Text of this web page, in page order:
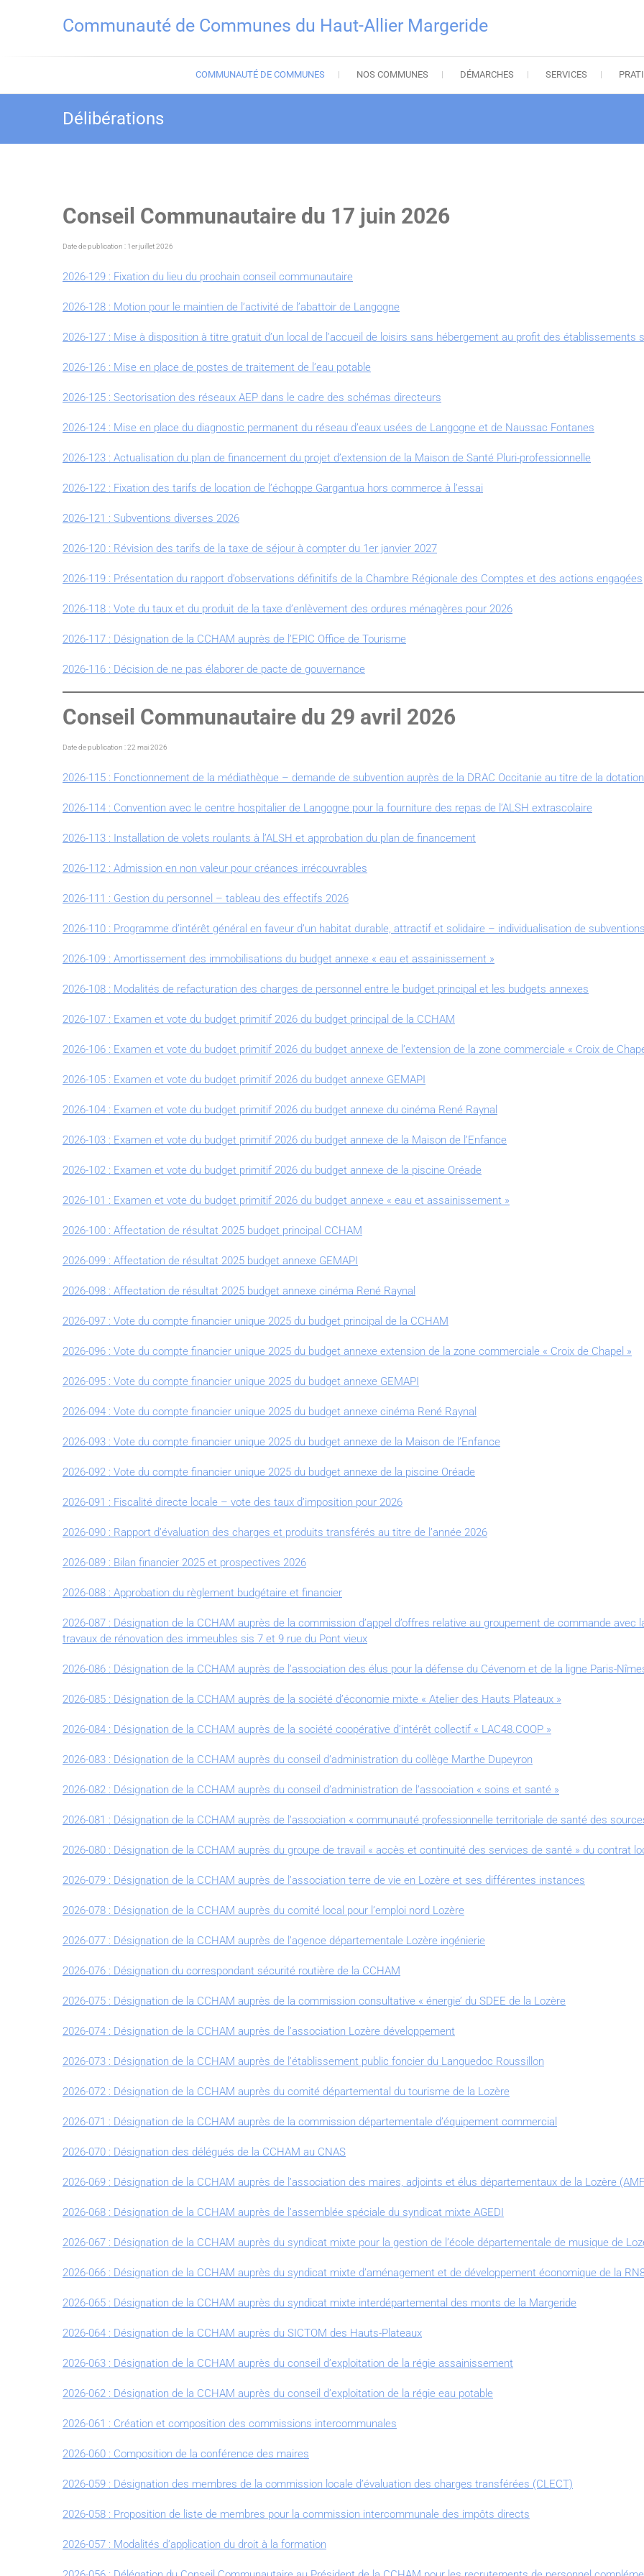
Communauté de Communes du Haut-Allier Margeride
COMMUNAUTÉ DE COMMUNES NOS COMMUNES DÉMARCHES SERVICES
Délibérations
Conseil Communautaire du 17 juin 2026
Date de publication : 1er juillet 2026
2026-129 : Fixation du lieu du prochain conseil communautaire
2026-128 : Motion pour le maintien de l’activité de l’abattoir de Langogne
2026-127 : Mise à disposition à titre gratuit d’un local de l’accueil de loisirs sans hébergement au profit des
2026-126 : Mise en place de postes de traitement de l’eau potable
2026-125 : Sectorisation des réseaux AEP dans le cadre des schémas directeurs
2026-124 : Mise en place du diagnostic permanent du réseau d’eaux usées de Langogne et de Naussac Fontanes
2026-123 : Actualisation du plan de financement du projet d’extension de la Maison de Santé Pluri-professionnelle
2026-122 : Fixation des tarifs de location de l’échoppe Gargantua hors commerce à l’essai
2026-121 : Subventions diverses 2026
2026-120 : Révision des tarifs de la taxe de séjour à compter du 1er janvier 2027
2026-119 : Présentation du rapport d’observations définitifs de la Chambre Régionale des Comptes et des actions engagées
2026-118 : Vote du taux et du produit de la taxe d’enlèvement des ordures ménagères pour 2026
2026-117 : Désignation de la CCHAM auprès de l’EPIC Office de Tourisme
2026-116 : Décision de ne pas élaborer de pacte de gouvernance
Conseil Communautaire du 29 avril 2026
Date de publication : 22 mai 2026
2026-115 : Fonctionnement de la médiathèque – demande de subvention auprès de la DRAC Occitanie au titre de la
2026-114 : Convention avec le centre hospitalier de Langogne pour la fourniture des repas de l’ALSH extrascolaire
2026-113 : Installation de volets roulants à l’ALSH et approbation du plan de financement
2026-112 : Admission en non valeur pour créances irrécouvrables
2026-111 : Gestion du personnel – tableau des effectifs 2026
2026-110 : Programme d’intérêt général en faveur d’un habitat durable, attractif et solidaire – individualisation de
2026-109 : Amortissement des immobilisations du budget annexe « eau et assainissement »
2026-108 : Modalités de refacturation des charges de personnel entre le budget principal et les budgets annexes
2026-107 : Examen et vote du budget primitif 2026 du budget principal de la CCHAM
2026-106 : Examen et vote du budget primitif 2026 du budget annexe de l’extension de la zone commerciale « Croix de
2026-105 : Examen et vote du budget primitif 2026 du budget annexe GEMAPI
2026-104 : Examen et vote du budget primitif 2026 du budget annexe du cinéma René Raynal
2026-103 : Examen et vote du budget primitif 2026 du budget annexe de la Maison de l’Enfance
2026-102 : Examen et vote du budget primitif 2026 du budget annexe de la piscine Oréade
2026-101 : Examen et vote du budget primitif 2026 du budget annexe « eau et assainissement »
2026-100 : Affectation de résultat 2025 budget principal CCHAM
2026-099 : Affectation de résultat 2025 budget annexe GEMAPI
2026-098 : Affectation de résultat 2025 budget annexe cinéma René Raynal
2026-097 : Vote du compte financier unique 2025 du budget principal de la CCHAM
2026-096 : Vote du compte financier unique 2025 du budget annexe extension de la zone commerciale « Croix de Chapel »
2026-095 : Vote du compte financier unique 2025 du budget annexe GEMAPI
2026-094 : Vote du compte financier unique 2025 du budget annexe cinéma René Raynal
2026-093 : Vote du compte financier unique 2025 du budget annexe de la Maison de l’Enfance
2026-092 : Vote du compte financier unique 2025 du budget annexe de la piscine Oréade
2026-091 : Fiscalité directe locale – vote des taux d’imposition pour 2026
2026-090 : Rapport d’évaluation des charges et produits transférés au titre de l’année 2026
2026-089 : Bilan financier 2025 et prospectives 2026
2026-088 : Approbation du règlement budgétaire et financier
2026-087 : Désignation de la CCHAM auprès de la commission d’appel d’offres relative au groupement de commande
travaux de rénovation des immeubles sis 7 et 9 rue du Pont vieux
2026-086 : Désignation de la CCHAM auprès de l’association des élus pour la défense du Cévenom et de la ligne Paris-
2026-085 : Désignation de la CCHAM auprès de la société d’économie mixte « Atelier des Hauts Plateaux »
2026-084 : Désignation de la CCHAM auprès de la société coopérative d’intérêt collectif « LAC48.COOP »
2026-083 : Désignation de la CCHAM auprès du conseil d’administration du collège Marthe Dupeyron
2026-082 : Désignation de la CCHAM auprès du conseil d’administration de l’association « soins et santé »
2026-081 : Désignation de la CCHAM auprès de l’association « communauté professionnelle territoriale de santé des
2026-080 : Désignation de la CCHAM auprès du groupe de travail « accès et continuité des services de santé » du contrat
2026-079 : Désignation de la CCHAM auprès de l’association terre de vie en Lozère et ses différentes instances
2026-078 : Désignation de la CCHAM auprès du comité local pour l’emploi nord Lozère
2026-077 : Désignation de la CCHAM auprès de l’agence départementale Lozère ingénierie
2026-076 : Désignation du correspondant sécurité routière de la CCHAM
2026-075 : Désignation de la CCHAM auprès de la commission consultative « énergie’ du SDEE de la Lozère
2026-074 : Désignation de la CCHAM auprès de l’association Lozère développement
2026-073 : Désignation de la CCHAM auprès de l’établissement public foncier du Languedoc Roussillon
2026-072 : Désignation de la CCHAM auprès du comité départemental du tourisme de la Lozère
2026-071 : Désignation de la CCHAM auprès de la commission départementale d’équipement commercial
2026-070 : Désignation des délégués de la CCHAM au CNAS
2026-069 : Désignation de la CCHAM auprès de l’association des maires, adjoints et élus départementaux de la Lozère
2026-068 : Désignation de la CCHAM auprès de l’assemblée spéciale du syndicat mixte AGEDI
2026-067 : Désignation de la CCHAM auprès du syndicat mixte pour la gestion de l’école départementale de musique de
2026-066 : Désignation de la CCHAM auprès du syndicat mixte d’aménagement et de développement économique de la
2026-065 : Désignation de la CCHAM auprès du syndicat mixte interdépartemental des monts de la Margeride
2026-064 : Désignation de la CCHAM auprès du SICTOM des Hauts-Plateaux
2026-063 : Désignation de la CCHAM auprès du conseil d’exploitation de la régie assainissement
2026-062 : Désignation de la CCHAM auprès du conseil d’exploitation de la régie eau potable
2026-061 : Création et composition des commissions intercommunales
2026-060 : Composition de la conférence des maires
2026-059 : Désignation des membres de la commission locale d’évaluation des charges transférées (CLECT)
2026-058 : Proposition de liste de membres pour la commission intercommunale des impôts directs
2026-057 : Modalités d’application du droit à la formation